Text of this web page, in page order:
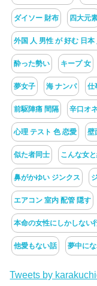
ダイソー 財布 四大元
外国 人 男性 が 好む 日本
酔った勢い キープ 女
夢女子 海 ナンパ 仕
前駆陣痛 間隔 辛口オ
心理 テスト 色 恋愛 壁
似た者同士 こんな女
鼻がかゆい ジンクス
エアコン 室内 配管 隠す
本命の女性にしかしない
他愛もない話 夢中に
Tweets by